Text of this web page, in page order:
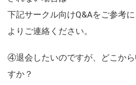
下記サークル向けQ&Aをご参考
よりご連絡ください。
④退会したいのですが、どこか
すか？